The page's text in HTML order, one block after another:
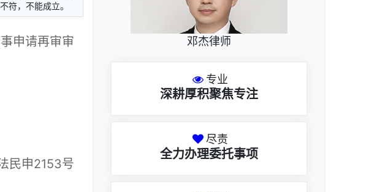
符，不能成立。
申请再审审
申2153号
邓杰律师
专业
深耕厚积聚焦专注
尽责
全力办理委托事项